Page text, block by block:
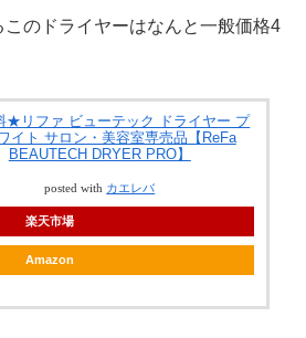
のドライヤーはなんと一般価格4
★リファ ビューテック ドライヤー プ
イト サロン・美容室専売品【ReFa
BEAUTECH DRYER PRO】
posted with カエレバ
楽天市場
Amazon